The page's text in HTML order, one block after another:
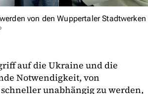
von den Wuppertaler Stadtwerken
auf die Ukraine und die
Notwendigkeit, von
unabhängig zu werden,